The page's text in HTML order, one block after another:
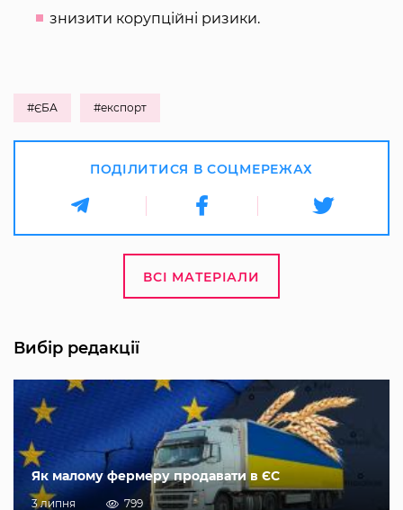
знизити корупційні ризики.
#ЄБА #експорт
ПОДІЛИТИСЯ В СОЦМЕРЕЖАХ
ВСІ МАТЕРІАЛИ
Вибір редакції
Як малому фермеру продавати в ЄС
3 липня 799